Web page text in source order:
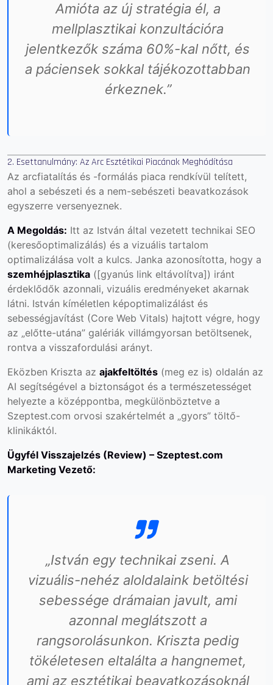
Amióta az új stratégia él, a
mellplasztikai konzultációra
jelentkezők száma 60%-kal nőtt, és
a páciensek sokkal tájékozottabban
érkeznek.”
2. Esettanulmány: Az Arc Esztétikai Piacának Meghódítása
Az arcfiatalítás és -formálás piaca rendkívül telített,
ahol a sebészeti és a nem-sebészeti beavatkozások
egyszerre versenyeznek.
A Megoldás: Itt az István által vezetett technikai SEO
(keresőoptimalizálás) és a vizuális tartalom
optimalizálása volt a kulcs. Janka azonosította, hogy a
szemhéjplasztika ([gyanús link eltávolítva]) iránt
érdeklődők azonnali, vizuális eredményeket akarnak
látni. István kíméletlen képoptimalizálást és
sebességjavítást (Core Web Vitals) hajtott végre, hogy
az „előtte-utána” galériák villámgyorsan betöltsenek,
rontva a visszafordulási arányt.
Eközben Kriszta az ajakfeltöltés (meg ez is) oldalán az
AI segítségével a biztonságot és a természetességet
helyezte a középpontba, megkülönböztetve a
Szeptest.com orvosi szakértelmét a „gyors” töltő-
klinikáktól.
Ügyfél Visszajelzés (Review) – Szeptest.com
Marketing Vezető:
„István egy technikai zseni. A
vizuális-nehéz aloldalaink betöltési
sebessége drámaian javult, ami
azonnal meglátszott a
rangsorolásunkon. Kriszta pedig
tökéletesen eltalálta a hangnemet,
ami az esztétikai beavatkozásoknál